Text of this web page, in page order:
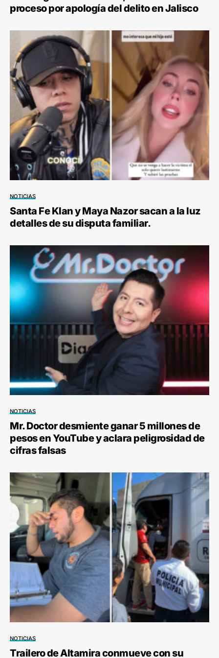
proceso por apología del delito en Jalisco
NOTICIAS
Santa Fe Klan y Maya Nazor sacan a la luz
detalles de su disputa familiar.
NOTICIAS
Mr. Doctor desmiente ganar 5 millones de
pesos en YouTube y aclara peligrosidad de
cifras falsas
NOTICIAS
Trailero de Altamira conmueve con su